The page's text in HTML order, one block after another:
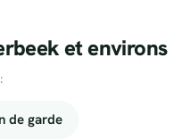
et environs
de garde